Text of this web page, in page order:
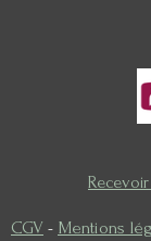
CGV - Mentions